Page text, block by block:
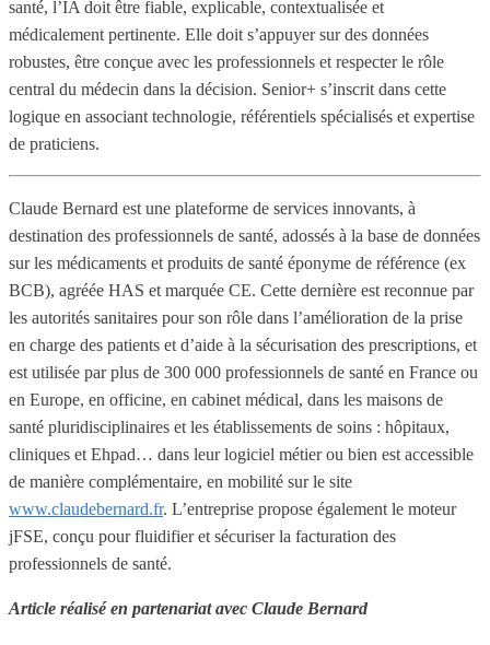
santé, l’IA doit être fiable, explicable, contextualisée et
médicalement pertinente. Elle doit s’appuyer sur des données
robustes, être conçue avec les professionnels et respecter le rôle
central du médecin dans la décision. Senior+ s’inscrit dans cette
logique en associant technologie, référentiels spécialisés et expertise
de praticiens.
Claude Bernard est une plateforme de services innovants, à
destination des professionnels de santé, adossés à la base de données
sur les médicaments et produits de santé éponyme de référence (ex
BCB), agréée HAS et marquée CE. Cette dernière est reconnue par
les autorités sanitaires pour son rôle dans l’amélioration de la prise
en charge des patients et d’aide à la sécurisation des prescriptions, et
est utilisée par plus de 300 000 professionnels de santé en France ou
en Europe, en officine, en cabinet médical, dans les maisons de
santé pluridisciplinaires et les établissements de soins : hôpitaux,
cliniques et Ehpad… dans leur logiciel métier ou bien est accessible
de manière complémentaire, en mobilité sur le site
www.claudebernard.fr. L’entreprise propose également le moteur
jFSE, conçu pour fluidifier et sécuriser la facturation des
professionnels de santé.
Article réalisé en partenariat avec Claude Bernard